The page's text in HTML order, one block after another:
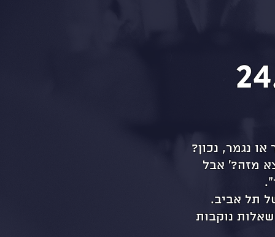
נגמר, נכון?
מזה?' אבל
תל אביב.
נוקבות